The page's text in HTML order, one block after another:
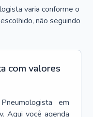
varia conforme o
não seguindo
com valores
Pneumologista
em
Aqui você agenda